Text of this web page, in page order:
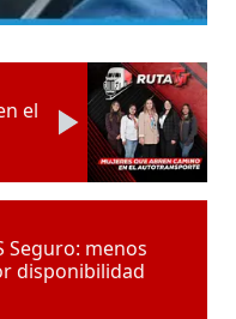
el
Seguro: menos
disponibilidad